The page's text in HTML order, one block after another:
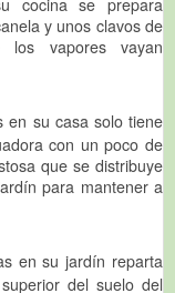
cocina se prepara
y unos clavos de
vapores vayan
en su casa solo tiene
con un poco de
que se distribuye
para mantener a
en su jardín reparta
del suelo del